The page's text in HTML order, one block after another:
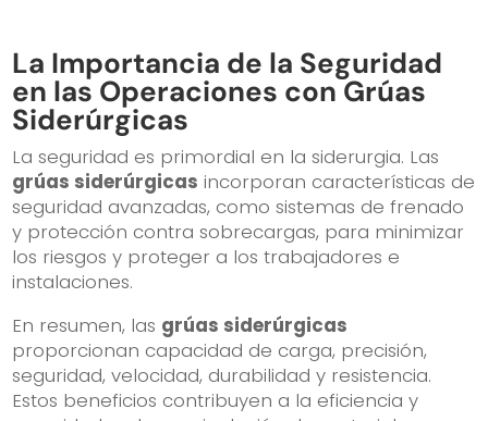
La Importancia de la Seguridad
en las Operaciones con Grúas
Siderúrgicas
La seguridad es primordial en la siderurgia. Las
grúas siderúrgicas incorporan características de
seguridad avanzadas, como sistemas de frenado
y protección contra sobrecargas, para minimizar
los riesgos y proteger a los trabajadores e
instalaciones.
En resumen, las grúas siderúrgicas
proporcionan capacidad de carga, precisión,
seguridad, velocidad, durabilidad y resistencia.
Estos beneficios contribuyen a la eficiencia y